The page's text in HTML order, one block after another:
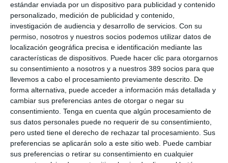
estándar enviada por un dispositivo para publicidad y contenido
personalizado, medición de publicidad y contenido,
investigación de audiencia y desarrollo de servicios. Con su
permiso, nosotros y nuestros socios podemos utilizar datos de
localización geográfica precisa e identificación mediante las
características de dispositivos. Puede hacer clic para otorgarnos
su consentimiento a nosotros y a nuestros 389 socios para que
llevemos a cabo el procesamiento previamente descrito. De
forma alternativa, puede acceder a información más detallada y
cambiar sus preferencias antes de otorgar o negar su
consentimiento. Tenga en cuenta que algún procesamiento de
sus datos personales puede no requerir de su consentimiento,
pero usted tiene el derecho de rechazar tal procesamiento. Sus
preferencias se aplicarán solo a este sitio web. Puede cambiar
sus preferencias o retirar su consentimiento en cualquier
Destaca onLygal que dentro de consumo, las principales
causas para reclamar tienen relación con pedidos y compras
online, cambios de tarifa e incidencias en la facturación de
servicios de telecomunicaciones y suministros. También
destaca retrasos, cancelaciones y pérdida de equipaje en
transportes, así como las relativas a servicios bancarios o
financieros.
Natàlia Mañas
, responsable del Centro de Asistencia Jurídica
de onLygal, expone que estos datos muestran que "aunque la
sociedad va tomando mayor conciencia de la importancia de
reclamar en defensa de sus intereses,aún queda mucho por
avanzar". Menciona también la experta que en determinados
casos, "el asesoramiento de un abogado especializado en
protección al consumidor es la vía más adecuada para
determinar la mejor forma de proceder con las opciones